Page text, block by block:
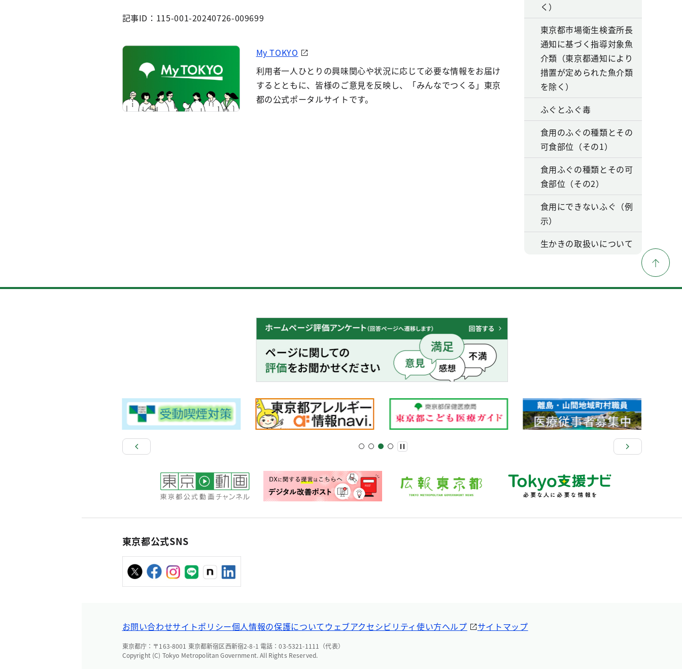
記事ID：115-001-20240726-009699
My TOKYO
利用者一人ひとりの興味関心や状況に応じて必要な情報をお届け
するとともに、皆様のご意見を反映し、「みんなでつくる」東京
都の公式ポータルサイトです。
く）
東京都市場衛生検査所長
通知に基づく指導対象魚
介類（東京都通知により
措置が定められた魚介類
を除く）
ふぐとふぐ毒
食用のふぐの種類とその
可食部位（その1）
食用ふぐの種類とその可
食部位（その2）
食用にできないふぐ（例
示）
生かきの取扱いについて
東京都公式SNS
お問い合わせサイトポリシー個人情報の保護についてウェブアクセシビリティ使い方ヘルプ サイトマップ
東京都庁：〒163-8001 東京都新宿区西新宿2-8-1 電話：03-5321-1111（代表）
Copyright (C) Tokyo Metropolitan Government. All Rights Reserved.